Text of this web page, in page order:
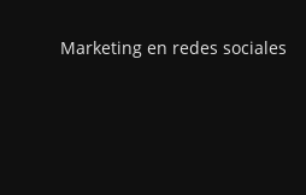
Marketing en redes sociales